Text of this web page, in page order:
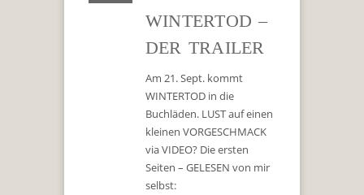
WINTERTOD –
DER TRAILER
Am 21. Sept. kommt
WINTERTOD in die
Buchläden. LUST auf einen
kleinen VORGESCHMACK
via VIDEO? Die ersten
Seiten – GELESEN von mir
selbst: